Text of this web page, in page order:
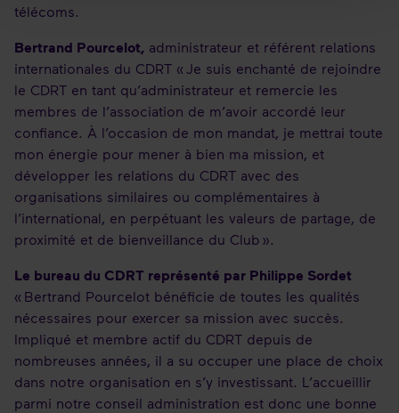
télécoms.
Bertrand Pourcelot, administrateur et référent relations
internationales du CDRT « Je suis enchanté de rejoindre
le CDRT en tant qu’administrateur et remercie les
membres de l’association de m’avoir accordé leur
confiance. À l’occasion de mon mandat, je mettrai toute
mon énergie pour mener à bien ma mission, et
développer les relations du CDRT avec des
organisations similaires ou complémentaires à
l’international, en perpétuant les valeurs de partage, de
proximité et de bienveillance du Club ».
Le bureau du CDRT représenté par Philippe Sordet
« Bertrand Pourcelot bénéficie de toutes les qualités
nécessaires pour exercer sa mission avec succès.
Impliqué et membre actif du CDRT depuis de
nombreuses années, il a su occuper une place de choix
dans notre organisation en s’y investissant. L’accueillir
parmi notre conseil administration est donc une bonne